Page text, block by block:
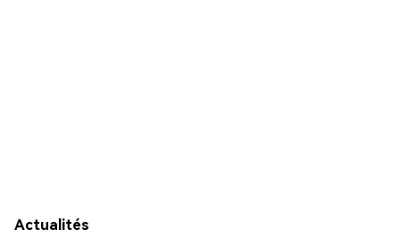
Actualités